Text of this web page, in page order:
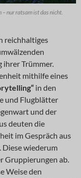
nur ratsam ist das nicht.
reichhaltiges
ihrer Trümmer.
mithilfe eines
in den
und Flugblätter
und der
deuten die
im Gespräch aus
Diese wiederum
Gruppierungen ab.
Weise den